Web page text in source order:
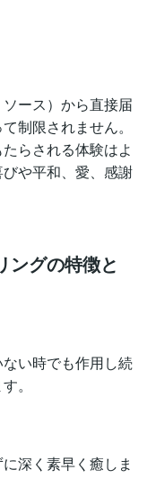
ース）から直接届
制限されません。
らされる体験はよ
や平和、愛、感謝
ングの特徴と
い時でも作用し続
。
深く素早く癒しま